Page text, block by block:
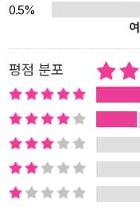
관한 법칙들이 자연스럽
운 과학적 발견을 하게
색이다. 또한 뉴턴의 생
리지 학생들이 치르는 트
더하고 있다. 이 책에서
턴이 『프린키피아』에서
문이다. 이를 위해 저자는
의 기본적인 작도 지식,
우는 기초 기하학부터 차
0.5%
평점 분포